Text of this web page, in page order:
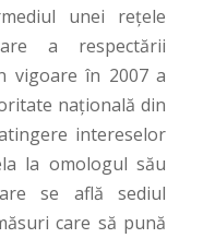
unei rețele
a respectării
vigoare în 2007 a
națională din
intereselor
la omologul său
se află sediul
care să pună